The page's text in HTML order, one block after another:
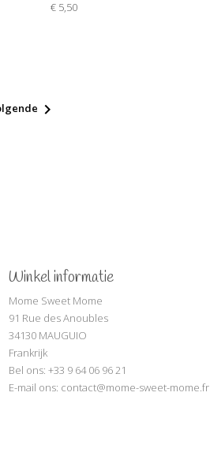
€ 5,50

Winkel informatie
Mome Sweet Mome
91 Rue des Anoubles
34130 MAUGUIO
Frankrijk
Bel ons: +33 9 64 06 96 21
E-mail ons: contact@mome-sweet-mome.fr